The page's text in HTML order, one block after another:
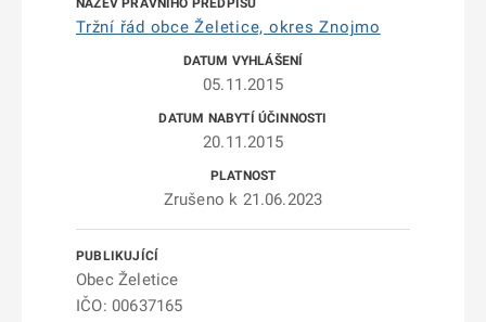
Tržní řád obce Želetice, okres Znojmo
05.11.2015
20.11.2015
Zrušeno k 21.06.2023
Obec Želetice
IČO: 00637165